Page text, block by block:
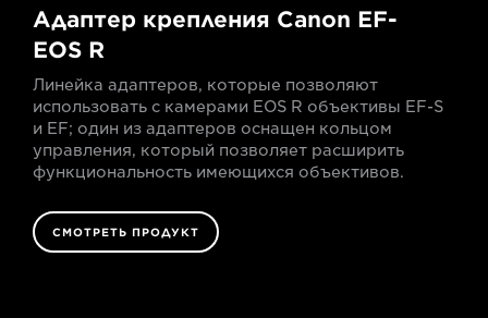
Адаптер крепления Canon EF-
EOS R
Линейка адаптеров, которые позволяют
использовать с камерами EOS R объективы EF-S
и EF; один из адаптеров оснащен кольцом
управления, который позволяет расширить
функциональность имеющихся объективов.
СМОТРЕТЬ ПРОДУКТ